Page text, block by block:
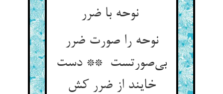
نوحه با ضرر
نوحه را صورت ضرر
بی‌صورتست ** دست
خایند از ضرر کش